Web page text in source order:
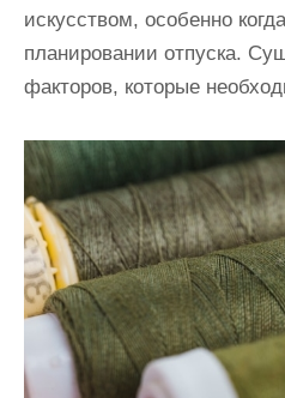
искусством, особенно
планировании отпуска.
факторов, которые